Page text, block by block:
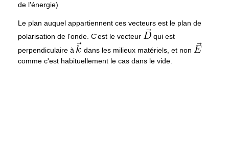
de l'énergie)
Le plan auquel appartiennent ces vecteurs est le plan de
polarisation de l'onde. C'est le vecteur
qui est
perpendiculaire à
dans les milieux matériels, et non
comme c'est habituellement le cas dans le vide.